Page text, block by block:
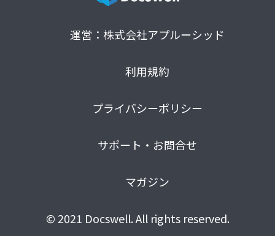
運営：株式会社アプルーシッド
利用規約
プライバシーポリシー
サポート・お問合せ
マガジン
© 2021 Docswell. All rights reserved.